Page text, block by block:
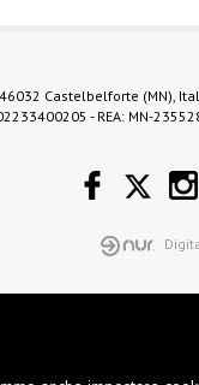
Castelbelforte (MN),
- REA: MN-